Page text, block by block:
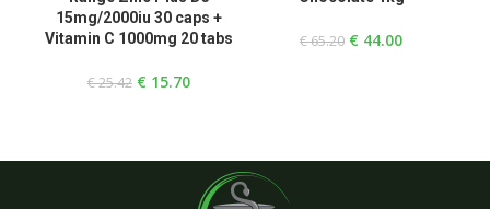
15mg/2000iu 30 caps +
Vitamin C 1000mg 20 tabs
€25.42 € 15.70
€65.20 € 44.00